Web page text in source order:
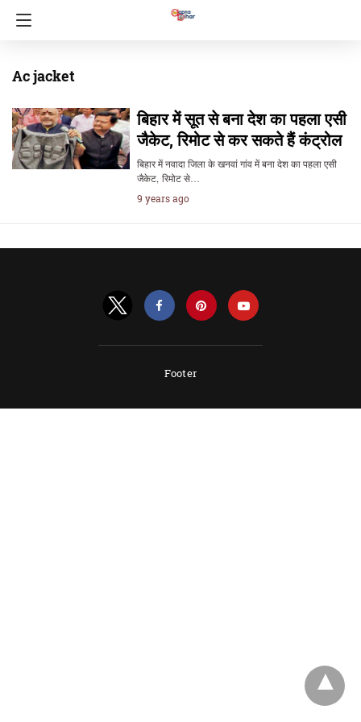
Ac jacket
बिहार में सूत से बना देश का पहला एसी
जैकेट, रिमोट से कर सकते हैं कंट्रोल
बिहार में नवादा जिला के खनवां गांव में बना देश का पहला एसी
जैकेट, रिमोट से…
9 years ago
Footer